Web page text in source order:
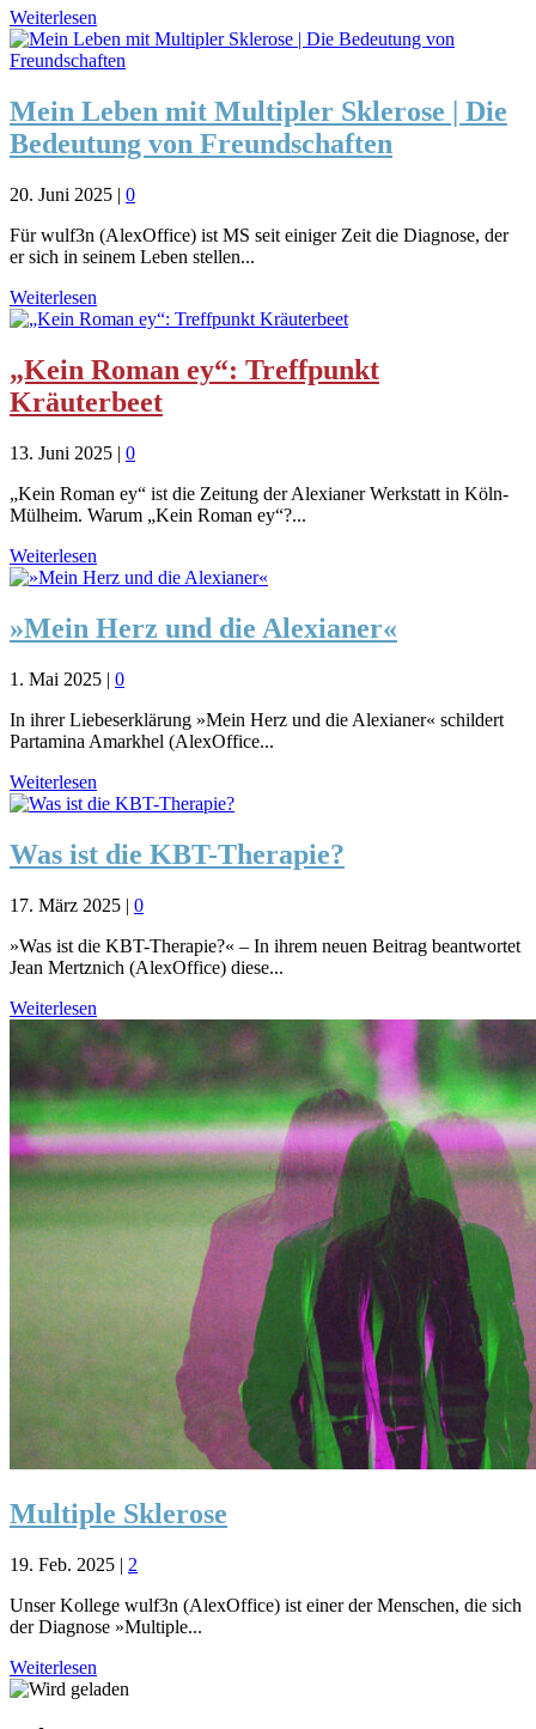
Weiterlesen
Mein Leben mit Multipler Sklerose | Die
Bedeutung von Freundschaften
20. Juni 2025 | 0
Für wulf3n (AlexOffice) ist MS seit einiger Zeit die Diagnose, der
er sich in seinem Leben stellen...
Weiterlesen
„Kein Roman ey“: Treffpunkt
Kräuterbeet
13. Juni 2025 | 0
„Kein Roman ey“ ist die Zeitung der Alexianer Werkstatt in Köln-
Mülheim. Warum „Kein Roman ey“?...
Weiterlesen
»Mein Herz und die Alexianer«
1. Mai 2025 | 0
In ihrer Liebeserklärung »Mein Herz und die Alexianer« schildert
Partamina Amarkhel (AlexOffice...
Weiterlesen
Was ist die KBT-Therapie?
17. März 2025 | 0
»Was ist die KBT-Therapie?« – In ihrem neuen Beitrag beantwortet
Jean Mertznich (AlexOffice) diese...
Weiterlesen
Multiple Sklerose
19. Feb. 2025 | 2
Unser Kollege wulf3n (AlexOffice) ist einer der Menschen, die sich
der Diagnose »Multiple...
Weiterlesen